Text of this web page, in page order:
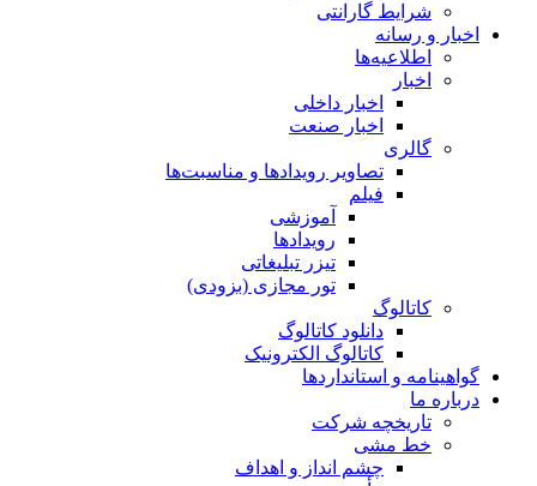
شرایط گارانتی
اخبار و رسانه
اطلاعیه‌ها
اخبار
اخبار داخلی
اخبار صنعت
گالری
تصاویر رویدادها و مناسبت‌ها
فیلم
آموزشی
رویدادها
تیزر تبلیغاتی
تور مجازی (بزودی)
کاتالوگ
دانلود کاتالوگ
کاتالوگ الکترونیک
گواهینامه و استانداردها
درباره ما
تاریخچه شرکت
خط مشی
چشم انداز و اهداف